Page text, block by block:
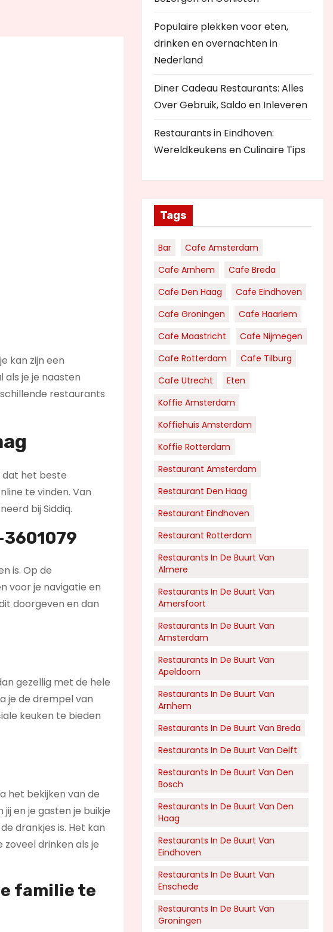
kan zijn een
als je je naasten
restaurants
dat het beste
te vinden. Van
bij Siddiq.
is. Op de
voor je navigatie en
doorgeven en dan
gezellig met de hele
je de drempel van
keuken te bieden
het bekijken van de
en je gasten je buikje
drankjes is. Het kan
drinken als je
familie te
Populaire plekken voor eten,
drinken en overnachten in
Nederland
Diner Cadeau Restaurants: Alles
Over Gebruik, Saldo en Inleveren
Restaurants in Eindhoven:
Wereldkeukens en Culinaire Tips
Tags
Bar
Cafe Amsterdam
Cafe Arnhem
Cafe Breda
Cafe Den Haag
Cafe Eindhoven
Cafe Groningen
Cafe Haarlem
Cafe Maastricht
Cafe Nijmegen
Cafe Rotterdam
Cafe Tilburg
Cafe Utrecht
Eten
Koffie Amsterdam
Koffiehuis Amsterdam
Koffie Rotterdam
Restaurant Amsterdam
Restaurant Den Haag
Restaurant Eindhoven
Restaurant Rotterdam
Restaurants In De Buurt Van
Almere
Restaurants In De Buurt Van
Amersfoort
Restaurants In De Buurt Van
Amsterdam
Restaurants In De Buurt Van
Apeldoorn
Restaurants In De Buurt Van
Arnhem
Restaurants In De Buurt Van Breda
Restaurants In De Buurt Van Delft
Restaurants In De Buurt Van Den
Bosch
Restaurants In De Buurt Van Den
Haag
Restaurants In De Buurt Van
Eindhoven
Restaurants In De Buurt Van
Enschede
Restaurants In De Buurt Van
Groningen